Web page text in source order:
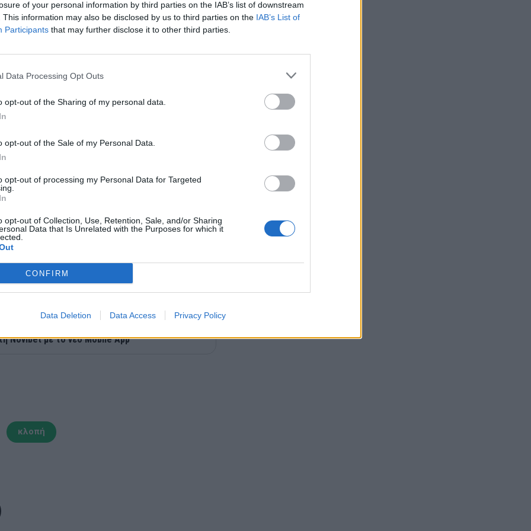
of your personal information by third parties on the IAB’s list of downstream
This information may also be disclosed by us to third parties on the IAB’s List of
Participants that may further disclose it to other third parties.
Data Processing Opt Outs
opt-out of the Sharing of my personal data.
opt-out of the Sale of my Personal Data.
opt-out of processing my Personal Data for Targeted
opt-out of Collection, Use, Retention, Sale, and/or Sharing
Data that Is Unrelated with the Purposes for which it
CONFIRM
Data Deletion Data Access Privacy Policy
στους Θεσσαλονικείς.
στη Δανία καταγγέλλει κλοπή
κάνει λόγο για κάποια πράγματα
το ματς και μπήκαν φίλοι του
κάποια αντικείμενα απ’ τον
κλάπηκαν από φίλους του
Novibet με το νέο Mobile App
κλοπή